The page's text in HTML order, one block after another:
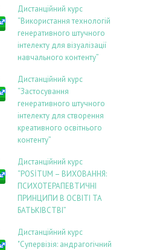
Дистанційний курс
“Використання технологій
генеративного штучного
інтелекту для візуалізації
навчального контенту”
Дистанційний курс
“Застосування
генеративного штучного
інтелекту для створення
креативного освітнього
контенту”
Дистанційний курс
“POSİTUM – ВИХОВАННЯ:
ПСИХОТЕРАПЕВТИЧНІ
ПРИНЦИПИ В ОСВІТІ ТА
БАТЬКІВСТВІ”
Дистанційний курс
"Супервізія: андрагогічний